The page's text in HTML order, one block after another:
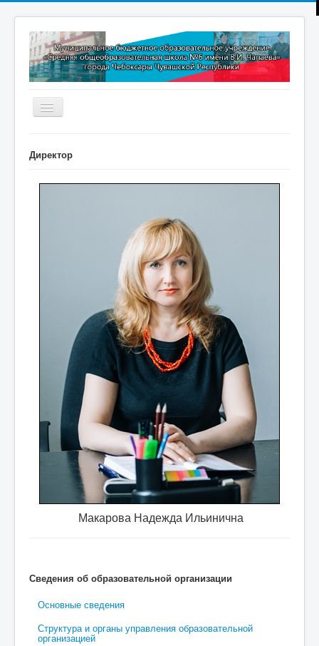
Включить/
выключить
Прокуратура разъясняет
ПРИЕМ В 1 КЛАСС
специалист по охране труда, учитель
Директор
Макарова Надежда Ильинична
Сведения об образовательной организации
Основные сведения
Структура и органы управления образовательной
организацией